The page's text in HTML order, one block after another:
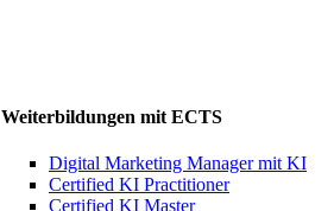
Weiterbildungen mit ECTS
Digital Marketing Manager mit KI
Certified KI Practitioner
Certified KI Master